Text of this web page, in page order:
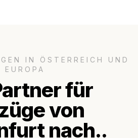
IN ÖSTERREICH UND
EUROPA
für
von
nach..